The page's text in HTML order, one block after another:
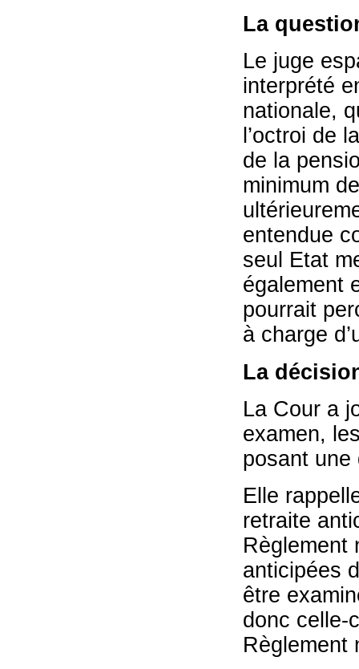
La
Le juge
interprété
nationale,
l’octroi de
de la
minimum
entendue
seul Etat
également
pourrait
à charge
La
La Cour a
examen,
posant une
Elle
retraite
Règlement
anticipées
être
donc celle-
Règlement